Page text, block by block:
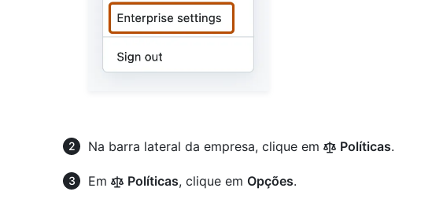
Na barra lateral da empresa, clique em Políticas.
Em Políticas, clique em Opções.